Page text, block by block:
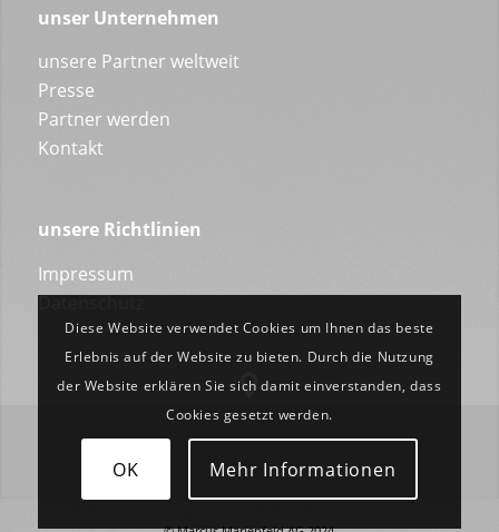
unser Unternehmen
unsere Partner weltweit
Presse
Partner werden
Kontakt
unsere Richtlinien
Impressum
Datenschutz
Diese Website verwendet Cookies um Ihnen das beste
Erlebnis auf der Website zu bieten. Durch die Nutzung
der Website erklären Sie sich damit einverstanden, dass
Cookies gesetzt werden.
OK Mehr Informationen